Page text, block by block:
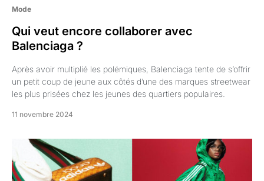
Mode
Qui veut encore collaborer avec
Balenciaga ?
Après avoir multiplié les polémiques, Balenciaga tente de s’offrir
un petit coup de jeune aux côtés d’une des marques streetwear
les plus prisées chez les jeunes des quartiers populaires.
11 novembre 2024